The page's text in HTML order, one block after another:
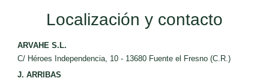
Localización y contacto
ARVAHE S.L.
C/ Héroes Independencia, 10 - 13680 Fuente el Fresno (C.R.)
J. ARRIBAS